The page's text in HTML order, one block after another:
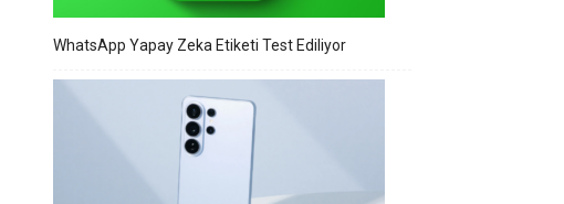
WhatsApp Yapay Zeka Etiketi Test Ediliyor